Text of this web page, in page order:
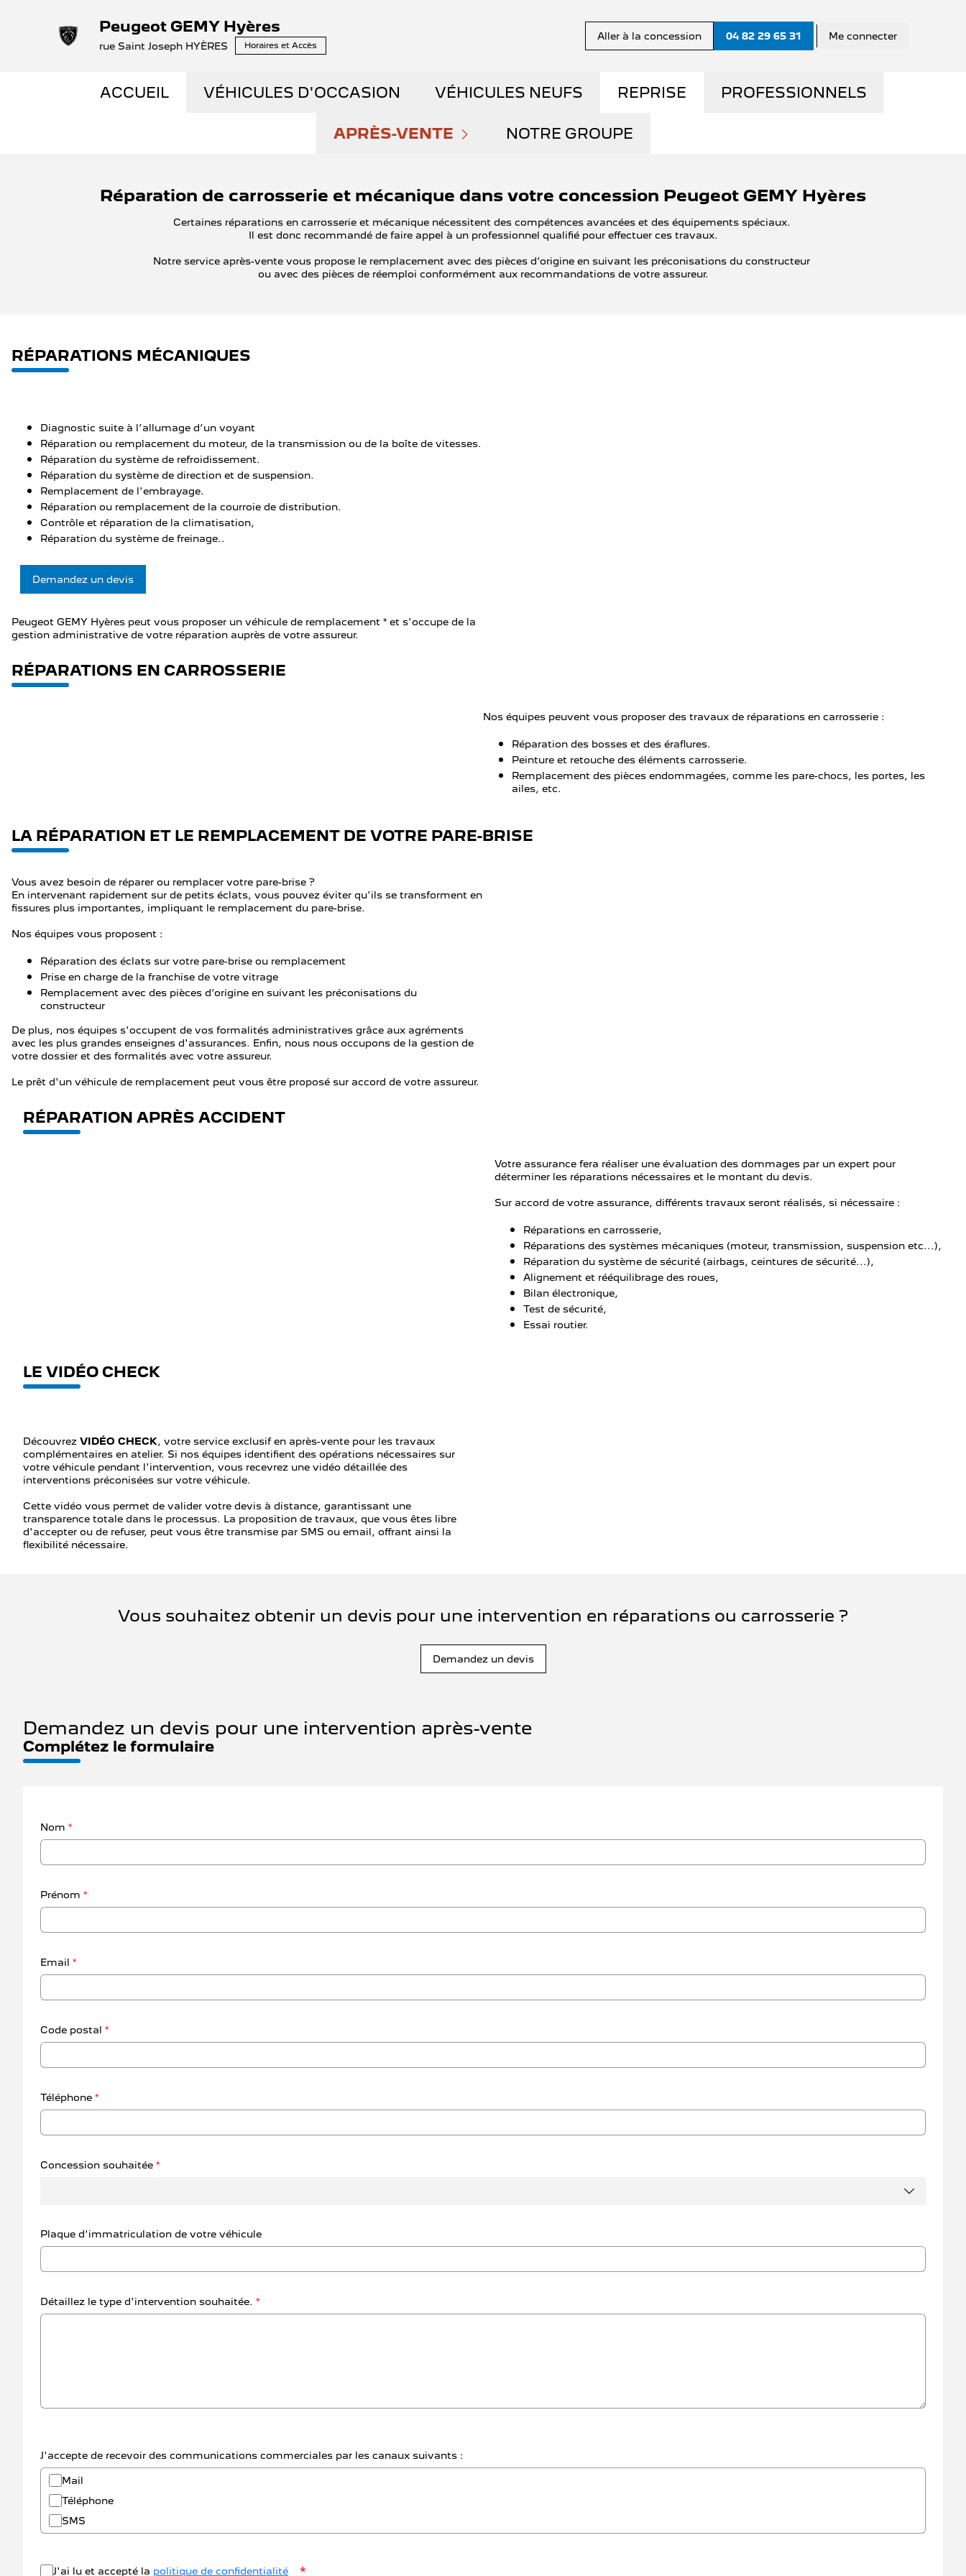
Peugeot GEMY Hyères
rue Saint Joseph HYÈRES Horaires et Accès
Aller à la concession 04 82 29 65 31 Me connecter
ACCUEIL VÉHICULES D'OCCASION
NOS OCCASIONS EN STOCK
OCCASIONS FAIBLE KILOMÉTRAGE
ÉLECTRIQUES ET HYBRIDES
NOS SERVICES
VÉHICULES NEUFS
DÉCOUVREZ NOTRE GAMME
DÉCOUVREZ L'ÉLECTRIQUE
DÉCOUVREZ L'HYBRIDE
REPRISE PROFESSIONNELS
NOS SERVICES AUX PRO
CONTACTEZ UN
APRÈS-VENTE
NOS OFFRES DU MOMENT
ENTRETIEN ET RÉPARATIONS
NOTRE GROUPE
NOUS REJOINDRE
NOS ACTUALITÉS
Réparation de carrosserie et mécanique dans votre concession Peugeot GEMY Hyères
Certaines réparations en carrosserie et mécanique nécessitent des compétences avancées et des équipements spéciaux.
Il est donc recommandé de faire appel à un professionnel qualifié pour effectuer ces travaux.
Notre service après-vente vous propose le remplacement avec des pièces d’origine en suivant les préconisations du constructeur
ou avec des pièces de réemploi conformément aux recommandations de votre assureur.
RÉPARATIONS MÉCANIQUES
Diagnostic suite à l’allumage d’un voyant
Réparation ou remplacement du moteur, de la transmission ou de la boîte de vitesses.
Réparation du système de refroidissement.
Réparation du système de direction et de suspension.
Remplacement de l'embrayage.
Réparation ou remplacement de la courroie de distribution.
Contrôle et réparation de la climatisation,
Réparation du système de freinage..
Demandez un devis
Peugeot GEMY Hyères peut vous proposer un véhicule de remplacement * et s'occupe de la
gestion administrative de votre réparation auprès de votre assureur.
RÉPARATIONS EN CARROSSERIE
Nos équipes peuvent vous proposer des travaux de réparations en carrosserie :
Réparation des bosses et des éraflures.
Peinture et retouche des éléments carrosserie.
Remplacement des pièces endommagées, comme les pare-chocs, les portes, les
ailes, etc.
LA RÉPARATION ET LE REMPLACEMENT DE VOTRE PARE-BRISE
Vous avez besoin de réparer ou remplacer votre pare-brise ?
En intervenant rapidement sur de petits éclats, vous pouvez éviter qu'ils se transforment en
fissures plus importantes, impliquant le remplacement du pare-brise.
Nos équipes vous proposent :
Réparation des éclats sur votre pare-brise ou remplacement
Prise en charge de la franchise de votre vitrage
Remplacement avec des pièces d’origine en suivant les préconisations du
constructeur
De plus, nos équipes s'occupent de vos formalités administratives grâce aux agréments
avec les plus grandes enseignes d'assurances. Enfin, nous nous occupons de la gestion de
votre dossier et des formalités avec votre assureur.
Le prêt d'un véhicule de remplacement peut vous être proposé sur accord de votre assureur.
RÉPARATION APRÈS ACCIDENT
Votre assurance fera réaliser une évaluation des dommages par un expert pour
déterminer les réparations nécessaires et le montant du devis.
Sur accord de votre assurance, différents travaux seront réalisés, si nécessaire :
Réparations en carrosserie,
Réparations des systèmes mécaniques (moteur, transmission, suspension etc...),
Réparation du système de sécurité (airbags, ceintures de sécurité...),
Alignement et rééquilibrage des roues,
Bilan électronique,
Test de sécurité,
Essai routier.
LE VIDÉO CHECK
Découvrez VIDÉO CHECK, votre service exclusif en après-vente pour les travaux
complémentaires en atelier. Si nos équipes identifient des opérations nécessaires sur
votre véhicule pendant l'intervention, vous recevrez une vidéo détaillée des
interventions préconisées sur votre véhicule.
Cette vidéo vous permet de valider votre devis à distance, garantissant une
transparence totale dans le processus. La proposition de travaux, que vous êtes libre
d'accepter ou de refuser, peut vous être transmise par SMS ou email, offrant ainsi la
flexibilité nécessaire.
Vous souhaitez obtenir un devis pour une intervention en réparations ou carrosserie ?
Demandez un devis
Demandez un devis pour une intervention après-vente
Complétez le formulaire
Nom *
Prénom *
Email *
Code postal *
Téléphone *
Concession souhaitée *
Plaque d'immatriculation de votre véhicule
Détaillez le type d'intervention souhaitée. *
J'accepte de recevoir des communications commerciales par les canaux suivants :
Mail
Téléphone
SMS
J'ai lu et accepté la politique de confidentialité *